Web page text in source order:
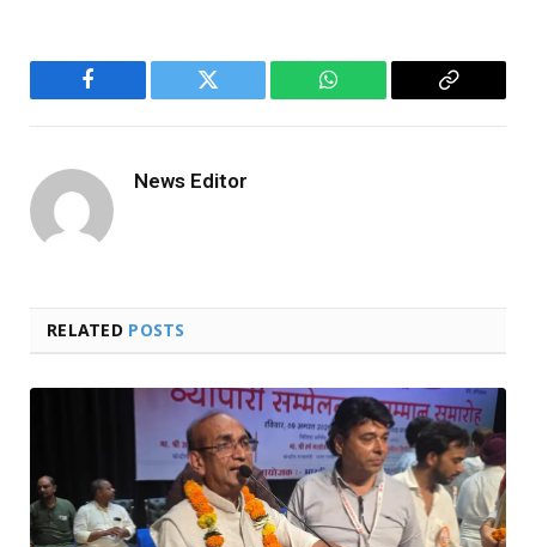
Facebook Twitter WhatsApp
Copy
News Editor
RELATED POSTS